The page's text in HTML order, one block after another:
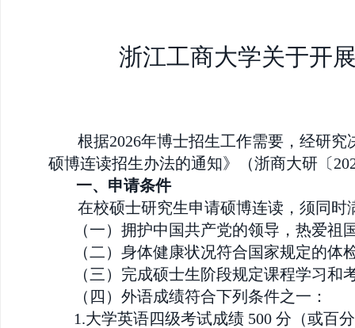
浙江工商大学关于开
根据2026年博士招生工作需要，经研
硕博连读招生办法的通知》（浙商大研〔
一、申请条件
在校硕士研究生申请硕博连读，须同时
（一）拥护中国共产党的领导，热爱
（二）身体健康状况符合国家规定的体
（三）完成硕士生阶段规定课程学习和
（四）外语成绩符合下列条件之一：
1.大学英语四级考试成绩 500 分（或百